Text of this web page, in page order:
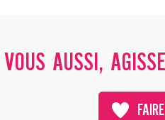
VOUS AUSSI,